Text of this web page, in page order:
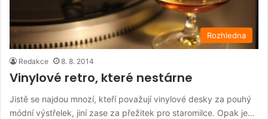
Rozhledna
Redakce 8. 8. 2014
Vinylové retro, které nestárne
Jistě se najdou mnozí, kteří považují vinylové desky za pouhý
módní výstřelek, jiní zase za přežitek pro staromilce. Opak je…